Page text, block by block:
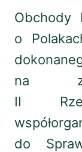
Obchody
o
na
II
do